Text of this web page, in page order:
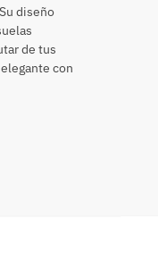
diseño
de tus
con